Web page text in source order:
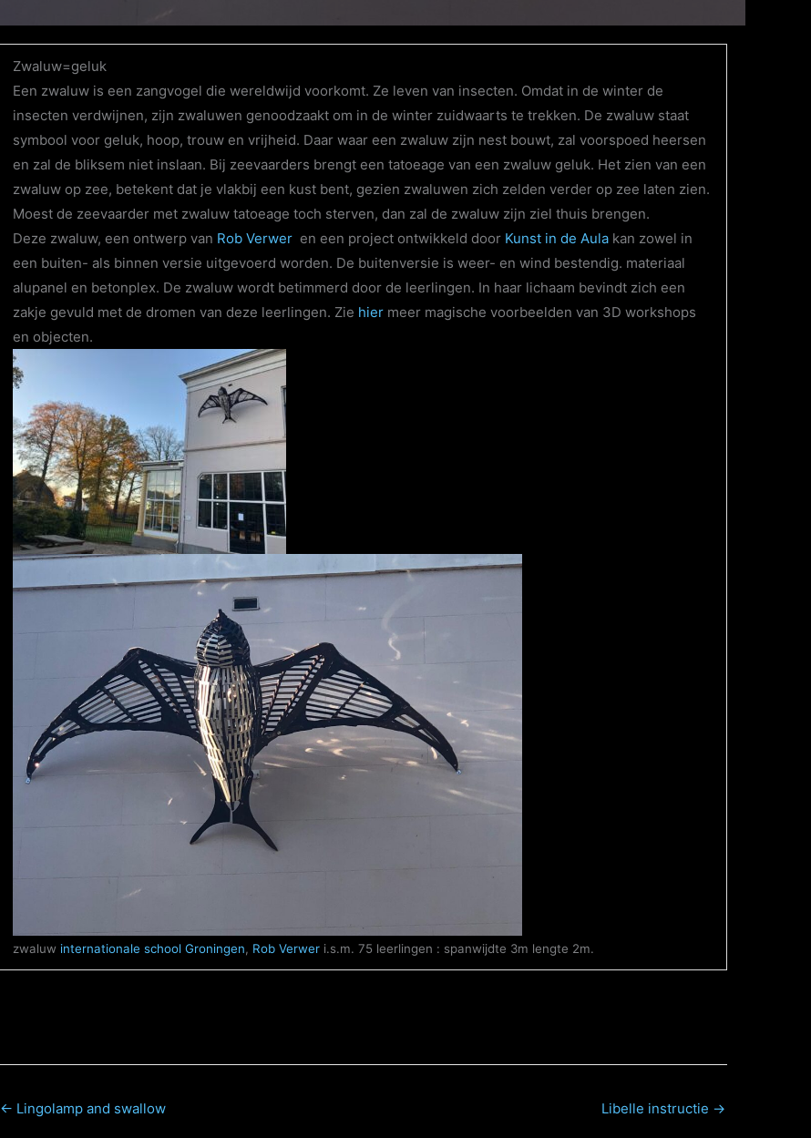
Zwaluw=geluk
Een zwaluw is een zangvogel die wereldwijd voorkomt. Ze leven van insecten. Omdat in de winter de
insecten verdwijnen, zijn zwaluwen genoodzaakt om in de winter zuidwaarts te trekken. De zwaluw staat
symbool voor geluk, hoop, trouw en vrijheid. Daar waar een zwaluw zijn nest bouwt, zal voorspoed heersen
en zal de bliksem niet inslaan. Bij zeevaarders brengt een tatoeage van een zwaluw geluk. Het zien van een
zwaluw op zee, betekent dat je vlakbij een kust bent, gezien zwaluwen zich zelden verder op zee laten zien.
Moest de zeevaarder met zwaluw tatoeage toch sterven, dan zal de zwaluw zijn ziel thuis brengen.
Deze zwaluw, een ontwerp van Rob Verwer en een project ontwikkeld door Kunst in de Aula kan zowel in
een buiten- als binnen versie uitgevoerd worden. De buitenversie is weer- en wind bestendig. materiaal
alupanel en betonplex. De zwaluw wordt betimmerd door de leerlingen. In haar lichaam bevindt zich een
zakje gevuld met de dromen van deze leerlingen. Zie hier meer magische voorbeelden van 3D workshops
en objecten.
zwaluw internationale school Groningen, Rob Verwer i.s.m. 75 leerlingen : spanwijdte 3m lengte 2m.
← Lingolamp and swallow Libelle instructie →